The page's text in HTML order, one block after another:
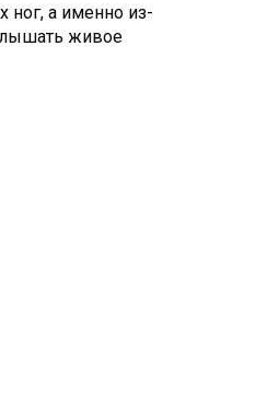
ног, а именно из-
живое